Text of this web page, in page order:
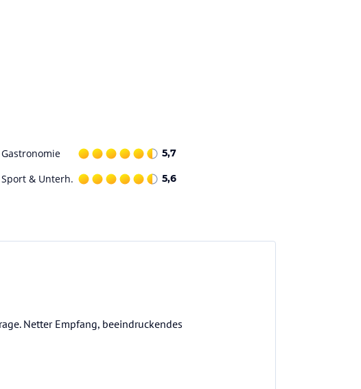
Gastronomie 5,7
Sport & Unterh. 5,6
Netter Empfang, beeindruckendes